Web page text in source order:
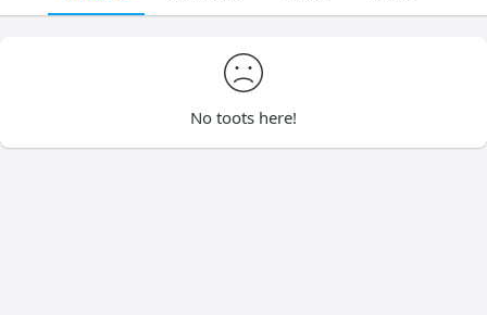
No toots here!